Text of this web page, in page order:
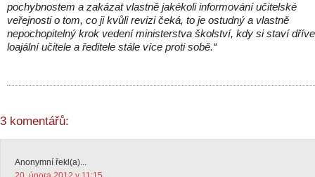
pochybnostem a zakázat vlastně jakékoli informování učitelské
veřejnosti o tom, co ji kvůli revizi čeká, to je ostudný a vlastně
nepochopitelný krok vedení ministerstva školství, kdy si staví dříve
loajální učitele a ředitele stále více proti sobě.“
3 komentářů:
Anonymní řekl(a)...